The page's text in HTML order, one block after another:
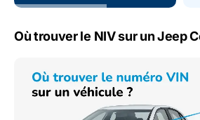
Où trouver le NIV sur un Jeep